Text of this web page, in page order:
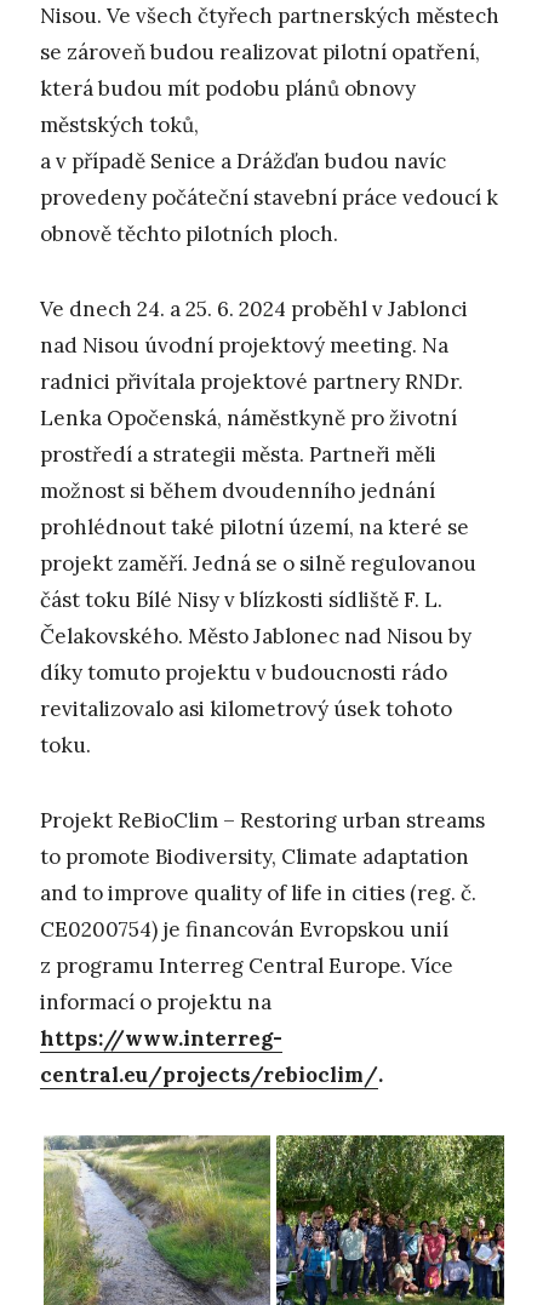
Nisou. Ve všech čtyřech partnerských městech
se zároveň budou realizovat pilotní opatření,
která budou mít podobu plánů obnovy
městských toků,
a v případě Senice a Drážďan budou navíc
provedeny počáteční stavební práce vedoucí k
obnově těchto pilotních ploch.
Ve dnech 24. a 25. 6. 2024 proběhl v Jablonci
nad Nisou úvodní projektový meeting. Na
radnici přivítala projektové partnery RNDr.
Lenka Opočenská, náměstkyně pro životní
prostředí a strategii města. Partneři měli
možnost si během dvoudenního jednání
prohlédnout také pilotní území, na které se
projekt zaměří. Jedná se o silně regulovanou
část toku Bílé Nisy v blízkosti sídliště F. L.
Čelakovského. Město Jablonec nad Nisou by
díky tomuto projektu v budoucnosti rádo
revitalizovalo asi kilometrový úsek tohoto
toku.
Projekt ReBioClim – Restoring urban streams
to promote Biodiversity, Climate adaptation
and to improve quality of life in cities (reg. č.
CE0200754) je financován Evropskou unií
z programu Interreg Central Europe. Více
informací o projektu na
https://www.interreg-
central.eu/projects/rebioclim/.